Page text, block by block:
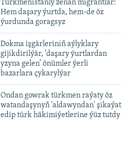
Türkmenistanly zenan migrantlar:
Hem daşary ýurtda, hem-de öz
ýurdunda goragsyz
Dokma işgärleriniň aýlyklary
gijikdirilýär, ‘daşary ýurtlardan
yzyna gelen’ önümler ýerli
bazarlara çykarylýar
Ondan gowrak türkmen raýaty öz
watandaşynyň 'aldawyndan' şikaýat
edip türk häkimiýetlerine ýüz tutdy